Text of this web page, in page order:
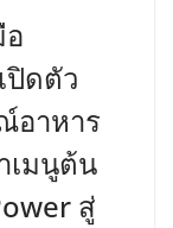
ปิดตัว
อาหาร
เมนูต้น
สู่